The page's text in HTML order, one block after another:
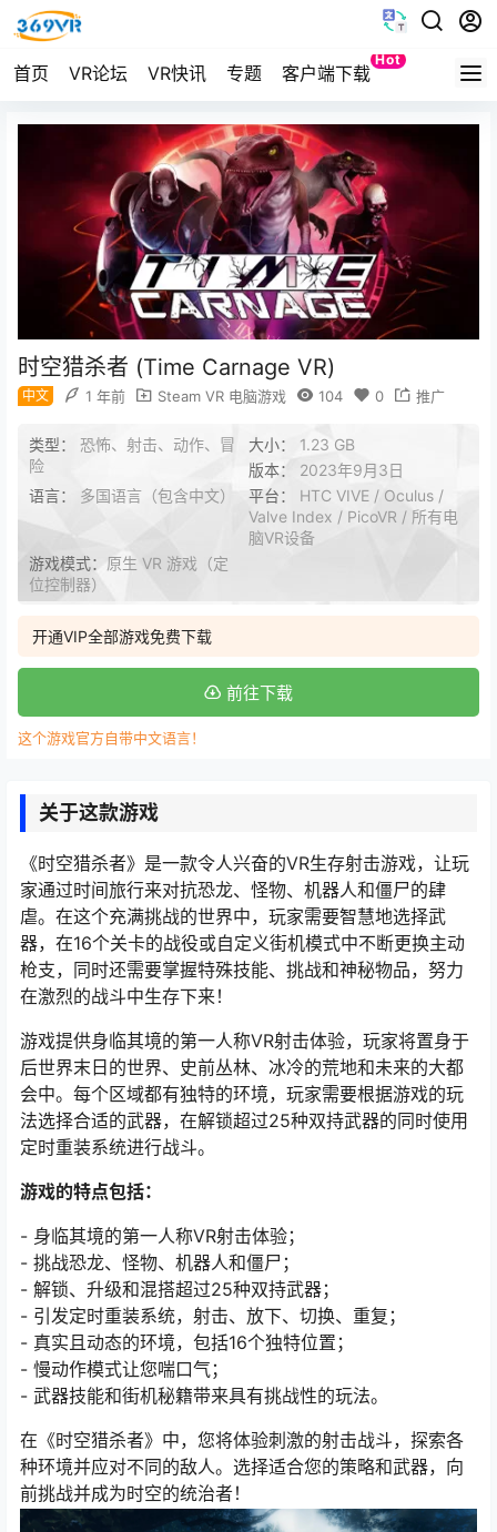
首页 VR论坛 VR快讯 专题 客户端下载
Hot
Quest
时空猎杀者 (Time Carnage VR)
中文 1 年前 Steam VR 电脑游戏 104 0 推广
类型： 恐怖、射击、动作、冒
险
大小： 1.23 GB
版本： 2023年9月3日
语言： 多国语言（包含中文） 平台： HTC VIVE / Oculus /
Valve Index / PicoVR / 所有电
脑VR设备
游戏模式： 原生 VR 游戏（定
位控制器）
开通VIP全部游戏免费下载
前往下载
这个游戏官方自带中文语言！
关于这款游戏
《时空猎杀者》是一款令人兴奋的VR生存射击游戏，让玩
家通过时间旅行来对抗恐龙、怪物、机器人和僵尸的肆
虐。在这个充满挑战的世界中，玩家需要智慧地选择武
器，在16个关卡的战役或自定义街机模式中不断更换主动
枪支，同时还需要掌握特殊技能、挑战和神秘物品，努力
在激烈的战斗中生存下来！
游戏提供身临其境的第一人称VR射击体验，玩家将置身于
后世界末日的世界、史前丛林、冰冷的荒地和未来的大都
会中。每个区域都有独特的环境，玩家需要根据游戏的玩
法选择合适的武器，在解锁超过25种双持武器的同时使用
定时重装系统进行战斗。
游戏的特点包括：
- 身临其境的第一人称VR射击体验；
- 挑战恐龙、怪物、机器人和僵尸；
- 解锁、升级和混搭超过25种双持武器；
- 引发定时重装系统，射击、放下、切换、重复；
- 真实且动态的环境，包括16个独特位置；
- 慢动作模式让您喘口气；
- 武器技能和街机秘籍带来具有挑战性的玩法。
在《时空猎杀者》中，您将体验刺激的射击战斗，探索各
种环境并应对不同的敌人。选择适合您的策略和武器，向
前挑战并成为时空的统治者！